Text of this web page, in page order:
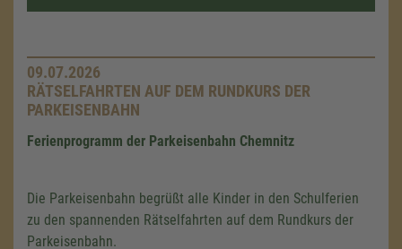
09.07.2026
RÄTSELFAHRTEN AUF DEM RUNDKURS DER
PARKEISENBAHN
Ferienprogramm der Parkeisenbahn Chemnitz
Die Parkeisenbahn begrüßt alle Kinder in den Schulferien
zu den spannenden Rätselfahrten auf dem Rundkurs der
Parkeisenbahn.